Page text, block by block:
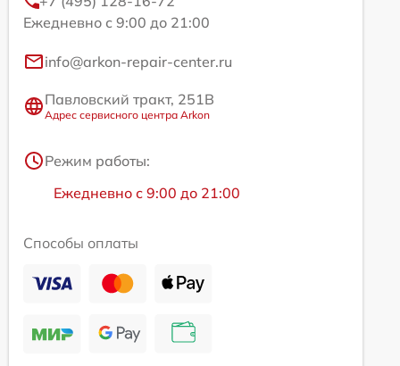
Ежедневно с 9:00 до 21:00
info@arkon-repair-center.ru
Павловский тракт, 251В
Адрес сервисного центра Arkon
Режим работы:
Ежедневно с 9:00 до 21:00
Способы оплаты